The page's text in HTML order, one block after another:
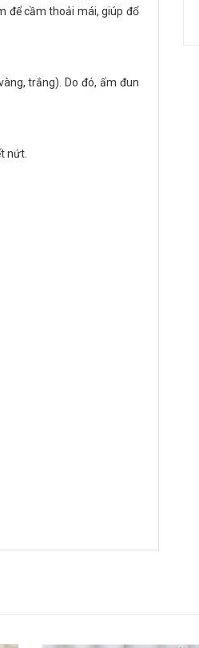
để cầm thoải mái, giúp đổ
trắng). Do đó, ấm đun
nứt.